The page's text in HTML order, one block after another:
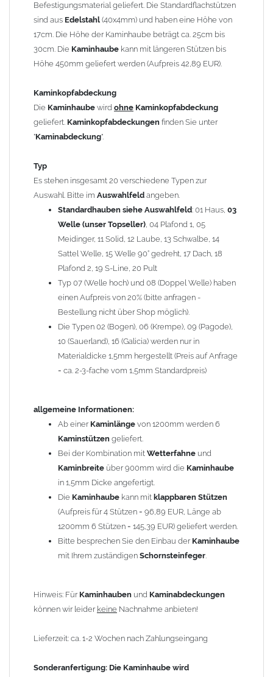
allgemeine Informationen:
Ab einer Kaminlängevon 1200mm werden 6
Kaminstützengeliefert.
Bei der Kombination mitWetterfahneundKaminbreite
angefertigt.
DieKaminhaubekann mitklappbaren Stützen
für 4 Stützen = 96,89 EUR, Länge ab 1200mm 6 Stützen =
145,39 EUR) geliefert werden.
Ihrem zuständigen
Hinweis: FürKaminhaubenundKaminabdeckungenkönnen wir
Nachnahme anbieten!
Lieferzeit: ca. 1-2 Wochen nach Zahlungseingang
Sonderanfertigung: Die Kaminhaube wird kundenspezifisch
angefertigt - keine Rücknahme möglich!
Zum Bild vergößern, bitte auf das Bild klicken!
Befestigungsmaterial geliefert. Die Standardflachstützen
sind aus Edelstahl (40x4mm) und haben eine Höhe von
17cm. Die Höhe der Kaminhaube beträgt ca. 25cm bis
30cm. Die Kaminhaube kann mit längeren Stützen bis
Höhe 450mm geliefert werden (Aufpreis 42,89 EUR).
Kaminkopfabdeckung
Die Kaminhaube wird ohne Kaminkopfabdeckung
geliefert. Kaminkopfabdeckungen finden Sie unter
"Kaminabdeckung".
Typ
Es stehen insgesamt 20 verschiedene Typen zur
Auswahl. Bitte im Auswahlfeld angeben.
Standardhauben siehe Auswahlfeld: 01 Haus, 03
Welle (unser Topseller), 04 Plafond 1, 05
Meidinger, 11 Solid, 12 Laube, 13 Schwalbe, 14
Sattel Welle, 15 Welle 90° gedreht, 17 Dach, 18
Plafond 2, 19 S-Line, 20 Pult
Typ 07 (Welle hoch) und 08 (Doppel Welle) haben
einen Aufpreis von 20% (bitte anfragen -
Bestellung nicht über Shop möglich).
Die Typen 02 (Bogen), 06 (Krempe), 09 (Pagode),
10 (Sauerland), 16 (Galicia) werden nur in
Materialdicke 1,5mm hergestellt (Preis auf Anfrage
= ca. 2-3-fache vom 1,5mm Standardpreis)
allgemeine Informationen:
Ab einer Kaminlänge von 1200mm werden 6
Kaminstützen geliefert.
Bei der Kombination mit Wetterfahne und
Kaminbreite über 900mm wird die Kaminhaube
in 1,5mm Dicke angefertigt.
Die Kaminhaube kann mit klappbaren Stützen
(Aufpreis für 4 Stützen = 96,89 EUR, Länge ab
1200mm 6 Stützen = 145,39 EUR) geliefert werden.
Bitte besprechen Sie den Einbau der Kaminhaube
mit Ihrem zuständigen Schornsteinfeger.
Hinweis: Für Kaminhauben und Kaminabdeckungen
können wir leider keine Nachnahme anbieten!
Lieferzeit: ca. 1-2 Wochen nach Zahlungseingang
Sonderanfertigung: Die Kaminhaube wird